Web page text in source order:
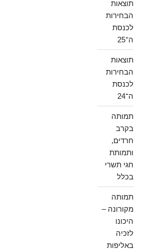
תוצאות
הבחירות
לכנסת
ה־25
תוצאות
הבחירות
לכנסת
ה־24
תמותה
בקרב
חרדים,
ותמותת
חגי תשרי
בכלל
תמותה
מקורונה –
היכונו
לזכיה
באליפות